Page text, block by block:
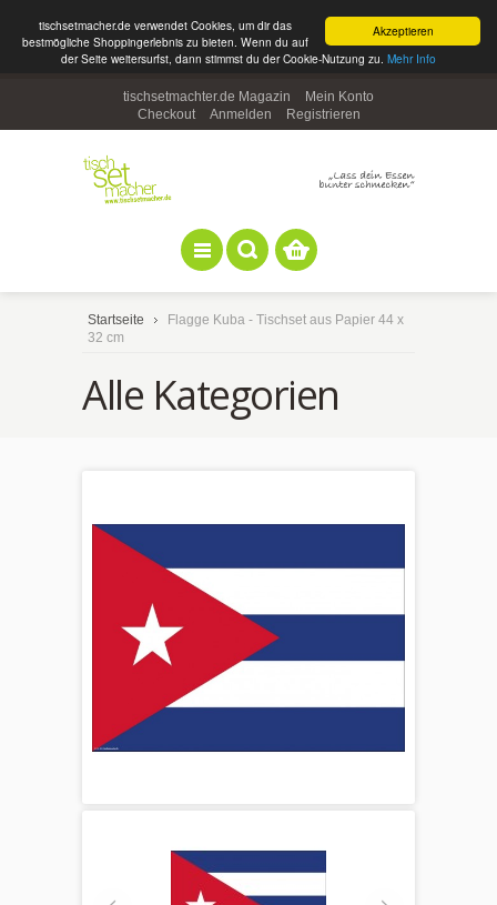
Akzeptieren
tischsetmacher.de verwendet Cookies, um dir das
bestmögliche Shoppingerlebnis zu bieten. Wenn du auf
der Seite weitersurfst, dann stimmst du der Cookie-Nutzung zu. Mehr Info
tischsetmachter.de Magazin
Mein Konto
Checkout
Anmelden Registrieren
Startseite
Flagge Kuba - Tischset aus Papier 44 x
32 cm
Alle Kategorien